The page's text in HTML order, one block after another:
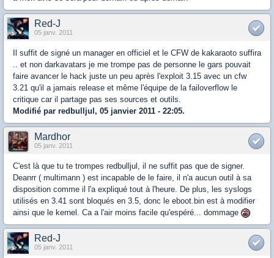
Red-J
05 janv. 2011
Il suffit de signé un manager en officiel et le CFW de kakaraoto suffira
.. et non darkavatars je me trompe pas de personne le gars pouvait
faire avancer le hack juste un peu après l'exploit 3.15 avec un cfw
3.21 qu'il a jamais release et même l'équipe de la failoverflow le
critique car il partage pas ses sources et outils.
Modifié par redbulljul, 05 janvier 2011 - 22:05.
Mardhor
05 janv. 2011
C'est là que tu te trompes redbulljul, il ne suffit pas que de signer.
Deanrr ( multimann ) est incapable de le faire, il n'a aucun outil à sa
disposition comme il l'a expliqué tout à l'heure. De plus, les syslogs
utilisés en 3.41 sont bloqués en 3.5, donc le eboot.bin est à modifier
ainsi que le kernel. Ca a l'air moins facile qu'espéré... dommage
Red-J
05 janv. 2011